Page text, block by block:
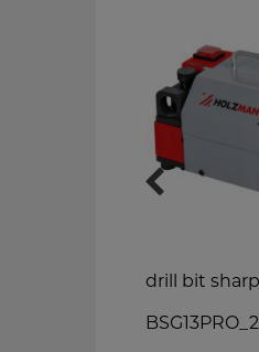
drill bit